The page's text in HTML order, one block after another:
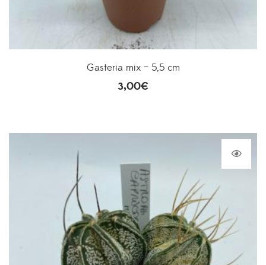
Gasteria mix – 5,5 cm
3,00€